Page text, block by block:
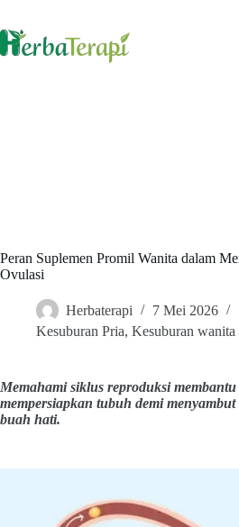
content
Peran Suplemen Promil Wanita dalam
Ovulasi
Herbaterapi
7 Mei 2026
Kesuburan Pria, Kesuburan wanita
Memahami siklus reproduksi
mempersiapkan tubuh demi
buah hati.